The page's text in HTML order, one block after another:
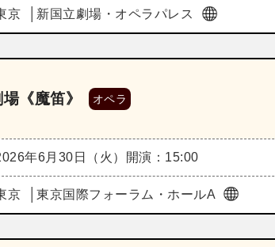
京 新国立劇場・オペラパレス
《魔笛》 オペラ
年6月30日（火） 開演：15:00
京 東京国際フォーラム・ホールA